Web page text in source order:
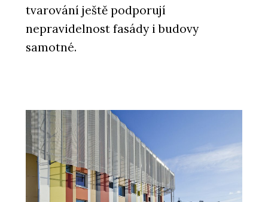
tvarování ještě podporují
nepravidelnost fasády i budovy
samotné.